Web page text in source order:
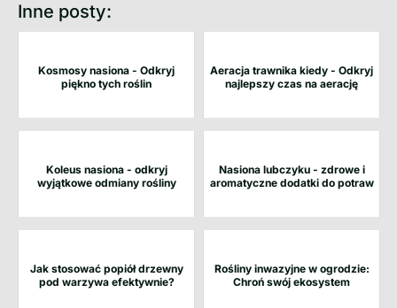
Inne posty:
Kosmosy nasiona - Odkryj
piękno tych roślin
Aeracja trawnika kiedy - Odkryj
najlepszy czas na aerację
Koleus nasiona - odkryj
wyjątkowe odmiany rośliny
Nasiona lubczyku - zdrowe i
aromatyczne dodatki do potraw
Jak stosować popiół drzewny
pod warzywa efektywnie?
Rośliny inwazyjne w ogrodzie:
Chroń swój ekosystem